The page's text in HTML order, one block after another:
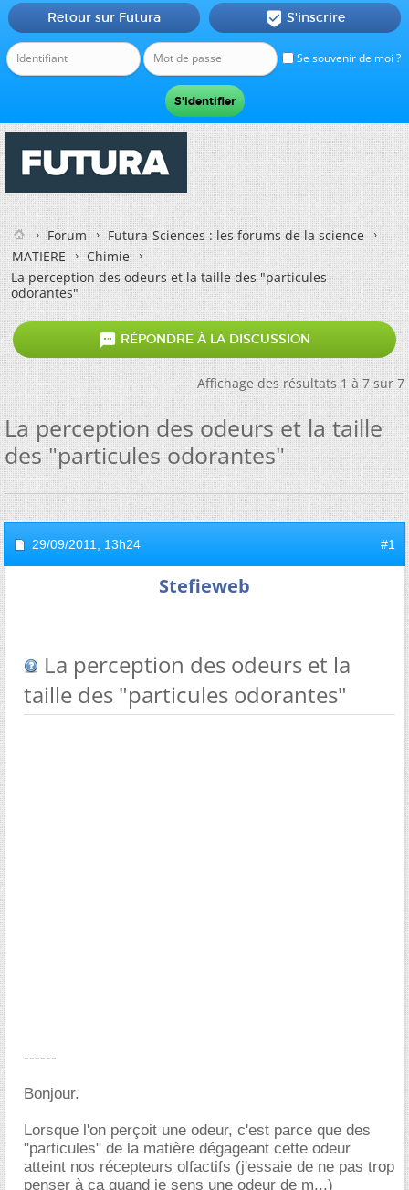
Se souvenir de moi ?
Retour sur Futura  S'inscrire
Forum
Futura-Sciences : les forums de la science
MATIERE
Chimie
La perception des odeurs et la taille des "particules
odorantes"
 RÉPONDRE À LA DISCUSSION
Affichage des résultats 1 à 7 sur 7
La perception des odeurs et la taille
des "particules odorantes"
29/09/2011, 13h24 #1
Stefieweb
La perception des odeurs et la
taille des "particules odorantes"
------
Bonjour.
Lorsque l'on perçoit une odeur, c'est parce que des
"particules" de la matière dégageant cette odeur
atteint nos récepteurs olfactifs (j'essaie de ne pas trop
penser à ça quand je sens une odeur de m...)